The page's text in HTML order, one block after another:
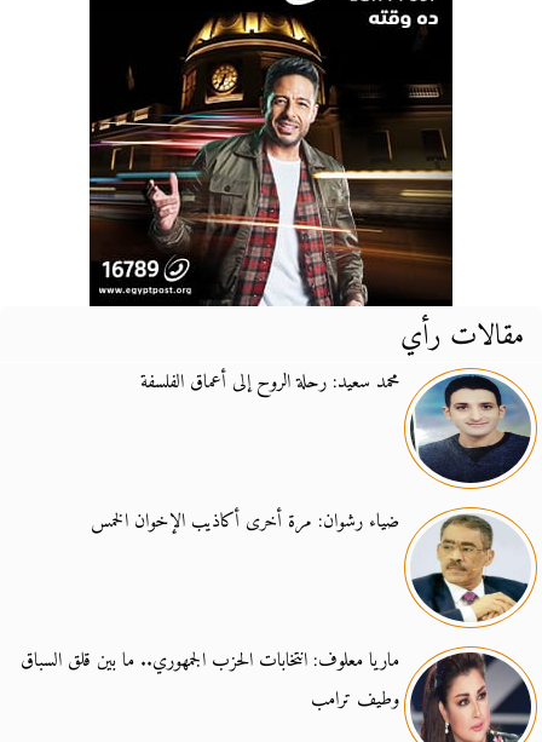
مقالات رأي
محمد سعيد: رحلة الروح إلى أعماق الفلسفة
ضياء رشوان: مرة أخرى أكاذيب الإخوان الخمس
ماريا معلوف: انتخابات الحزب الجمهوري.. ما بين قلق السباق
وطيف ترامب